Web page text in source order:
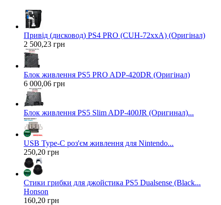
Привід (дисковод) PS4 PRO (CUH-72xxA) (Оригінал)
2 500,23 грн
Блок живлення PS5 PRO ADP-420DR (Оригінал)
6 000,06 грн
Блок живлення PS5 Slim ADP-400JR (Оригинал)...
USB Type-C роз'єм живлення для Nintendo...
250,20 грн
Стики грибки для джойстика PS5 Dualsense (Black...
Honson
160,20 грн